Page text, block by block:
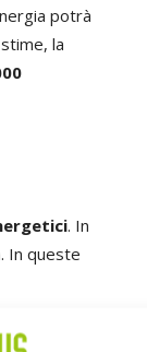
potrà
la
. In
In queste